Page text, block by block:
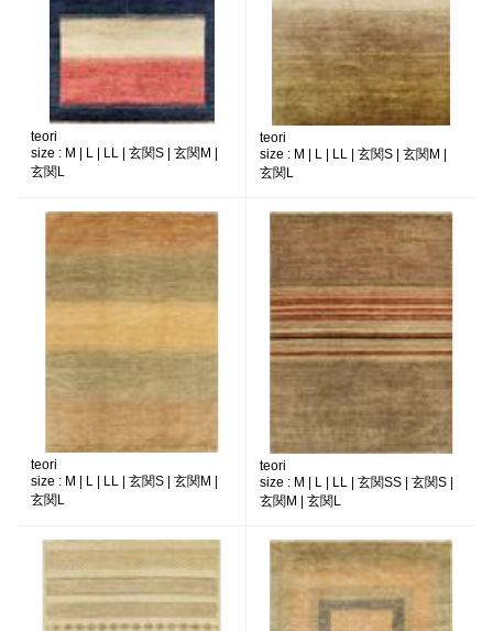
teori
size : M | L | LL | 玄関S | 玄関M |
玄関L
teori
size : M | L | LL | 玄関S | 玄関M |
玄関L
teori
size : M | L | LL | 玄関S | 玄関M |
玄関L
teori
size : M | L | LL | 玄関SS | 玄関S |
玄関M | 玄関L